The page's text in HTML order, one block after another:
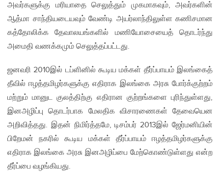
அவர்களுக்கு மரியாதை செலுத்தும் முகமாகவும், அவர்களின்
ஆத்மா சாந்தியடையவும் வேண்டி அயர்லாந்திலுள்ள கணிசமான
கத்தோலிக்க தேவாலயங்களில் மணியோசையைத் தொடர்ந்து
அமைதி வணக்கமும் செலுத்தப்பட்டது.
ஜனவரி 2010இல் டப்ளினில் கூடிய மக்கள் தீர்ப்பாயம் இலங்கைத்
தீவில் ஈழத்தமிழர்களுக்கு எதிராக இலங்கை அரசு போர்க்குற்றம்
மற்றும் மானுட குலத்திற்கு எதிரான குற்றங்களை புரிந்துள்ளது,
இனஅழிப்பு தொடர்பாக மேலதிக விசாரணைகள் தேவையென
அறிவித்தது. இதன் நிமிர்த்தமே, டிசம்பர் 2013இல் ஜேர்மனியின்
பிறேமன் நகரில் கூடிய மக்கள் தீர்ப்பாயம் ஈழத்தமிழர்களுக்கு
எதிராக இலங்கை அரசு இனஅழிப்பை மேற்கொண்டுள்ளது என்ற
தீர்ப்பை வழங்கியது.